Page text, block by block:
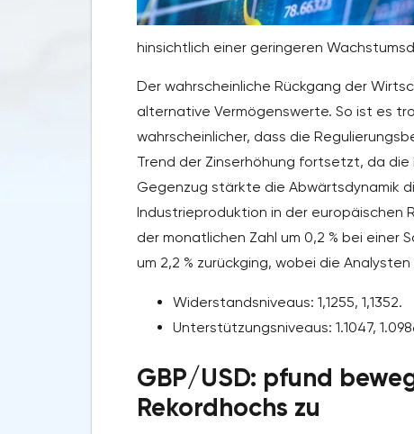
hinsichtlich einer geringeren
Der wahrscheinliche Rückgang der
alternative Vermögenswerte. So ist es
wahrscheinlicher, dass die
Trend der Zinserhöhung fortsetzt, da die
Gegenzug stärkte die Abwärtsdynamik
Industrieproduktion in der europäischen
der monatlichen Zahl um 0,2 % bei einer
um 2,2 % zurückging, wobei die
Widerstandsniveaus: 1,1255, 1,1352.
Unterstützungsniveaus: 1.1047,
GBP/USD: pfund
Rekordhochs zu